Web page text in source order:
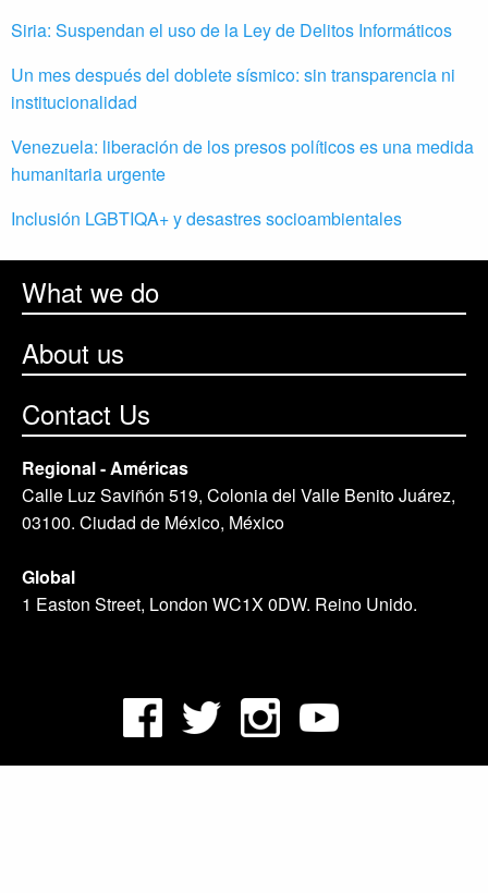
Siria: Suspendan el uso de la Ley de Delitos Informáticos
Un mes después del doblete sísmico: sin transparencia ni
institucionalidad
Venezuela: liberación de los presos políticos es una medida
humanitaria urgente
Inclusión LGBTIQA+ y desastres socioambientales
What we do
About us
Contact Us
Regional - Américas
Calle Luz Saviñón 519, Colonia del Valle Benito Juárez,
03100. Ciudad de México, México
Global
1 Easton Street, London WC1X 0DW. Reino Unido.